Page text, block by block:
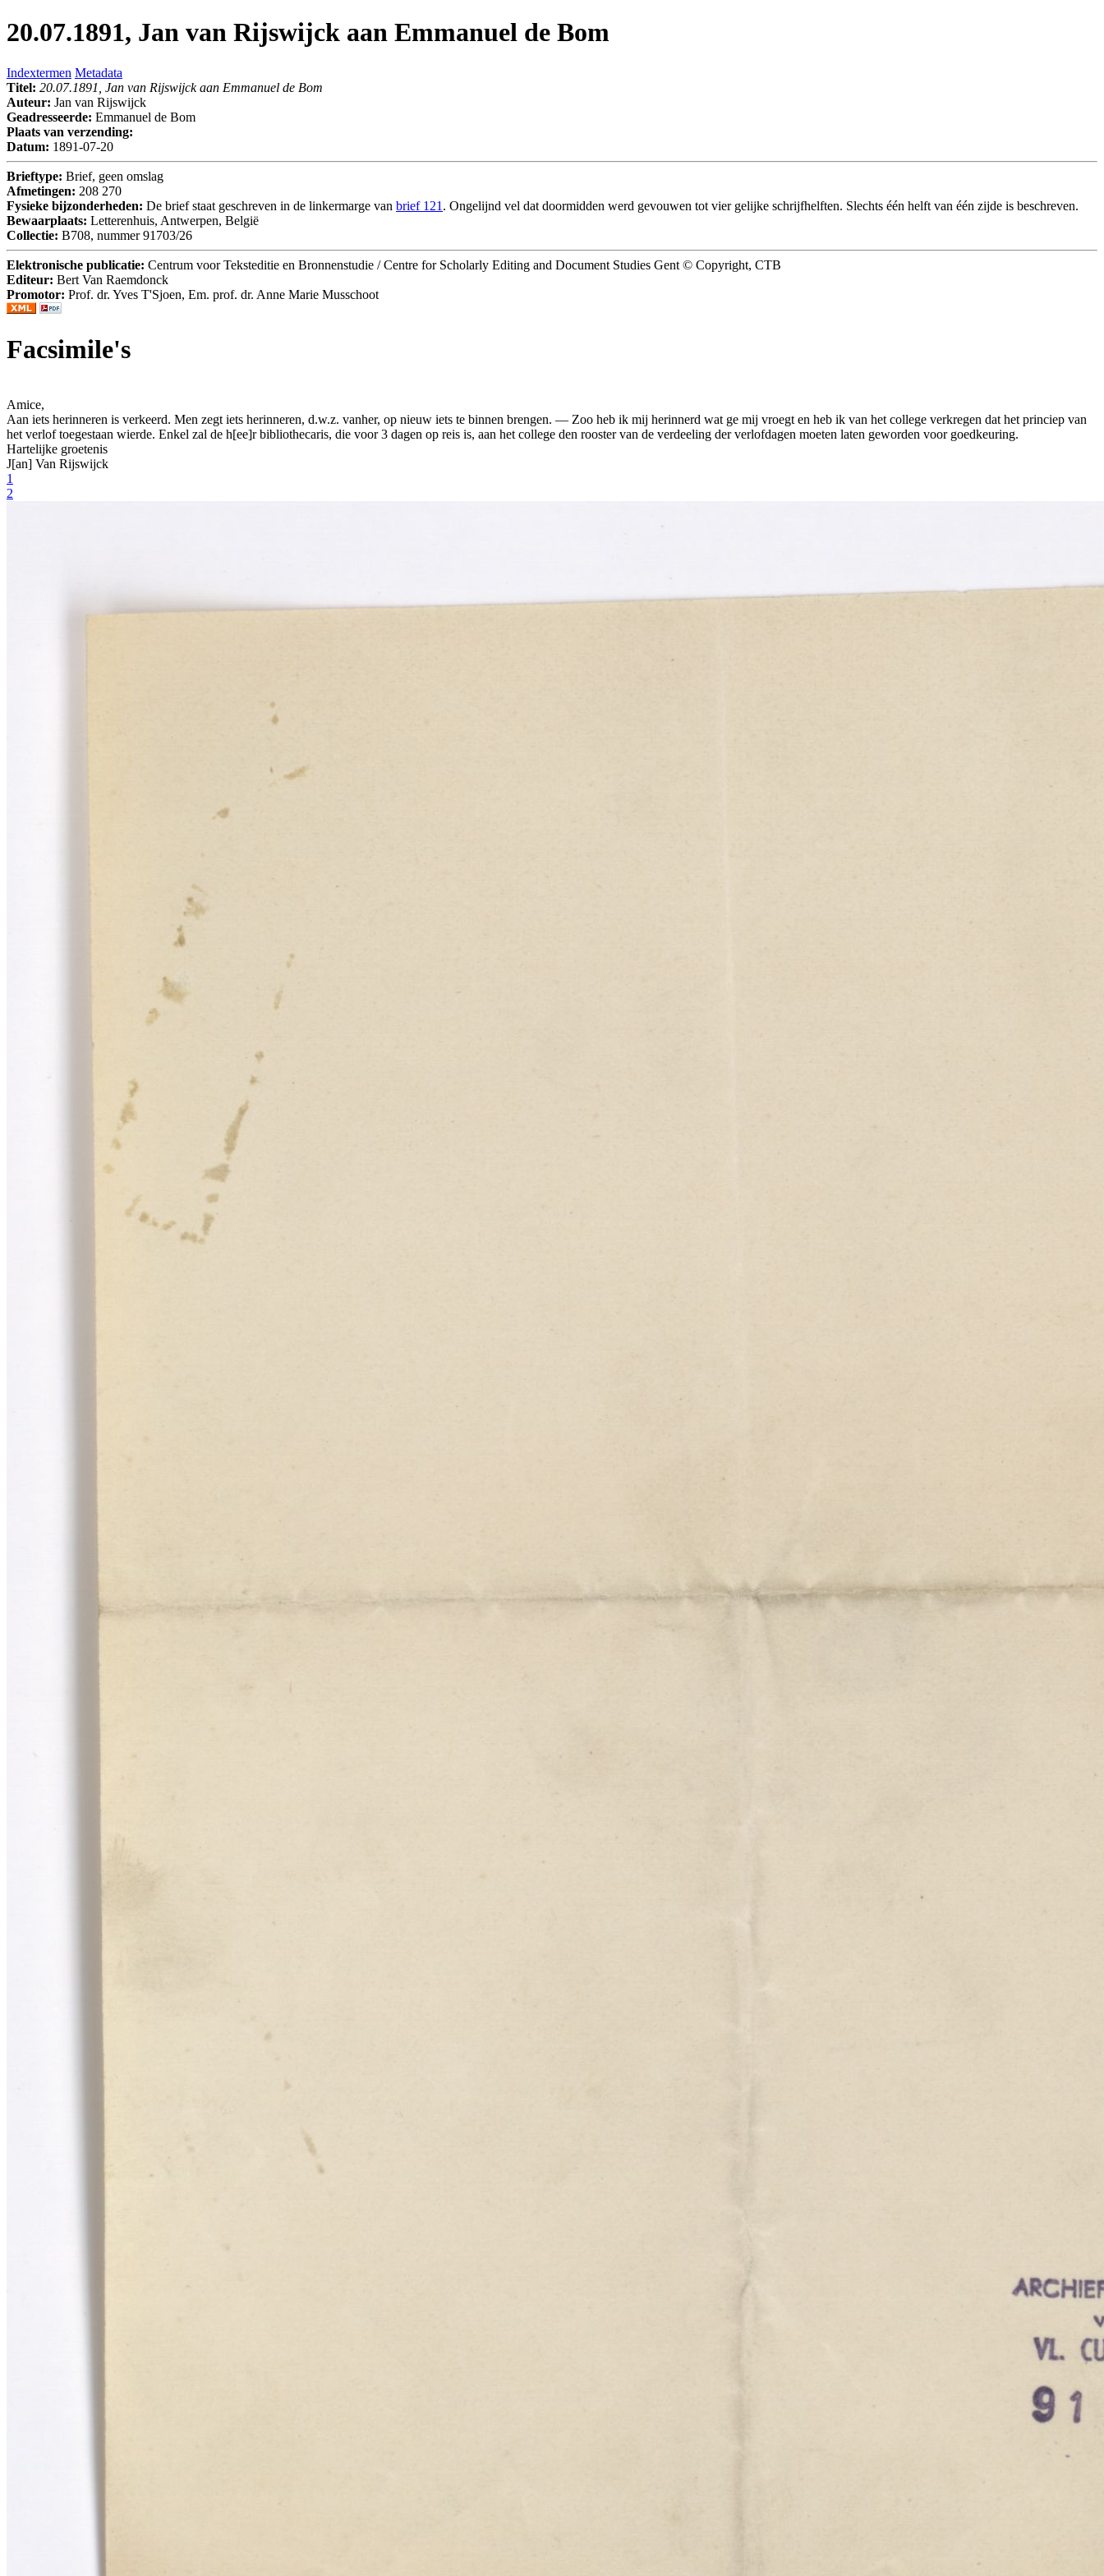
20.07.1891, Jan van Rijswijck aan Emmanuel de Bom
Indextermen Metadata
Titel: 20.07.1891, Jan van Rijswijck aan Emmanuel de Bom
Auteur: Jan van Rijswijck
Geadresseerde: Emmanuel de Bom
Plaats van verzending:
Datum: 1891-07-20
Brieftype: Brief, geen omslag
Afmetingen: 208 270
Fysieke bijzonderheden: De brief staat geschreven in de linkermarge van brief 121 . Ongelijnd vel dat doormidden werd gevouwen tot vier gelijke schrijfhelften. Slechts één helft van één zijde is beschreven.
Bewaarplaats: Letterenhuis, Antwerpen, België
Collectie: B708, nummer 91703/26
Elektronische publicatie: Centrum voor Teksteditie en Bronnenstudie / Centre for Scholarly Editing and Document Studies Gent © Copyright, CTB
Editeur: Bert Van Raemdonck
Promotor: Prof. dr. Yves T'Sjoen, Em. prof. dr. Anne Marie Musschoot
Facsimile's
Amice,
Aan iets herinneren is verkeerd. Men zegt iets herinneren, d.w.z. vanher, op nieuw iets te binnen brengen. — Zoo heb ik mij herinnerd wat ge mij vroegt en heb ik van het college verkregen dat het princiep van
het verlof toegestaan wierde. Enkel zal de h[ee]rbibliothecaris, die voor 3 dagen op reis is, aan het college den rooster van de verdeeling der verlofdagen moeten laten geworden voor goedkeuring.
Hartelijke groetenis
J[an] Van Rijswijck
1
2